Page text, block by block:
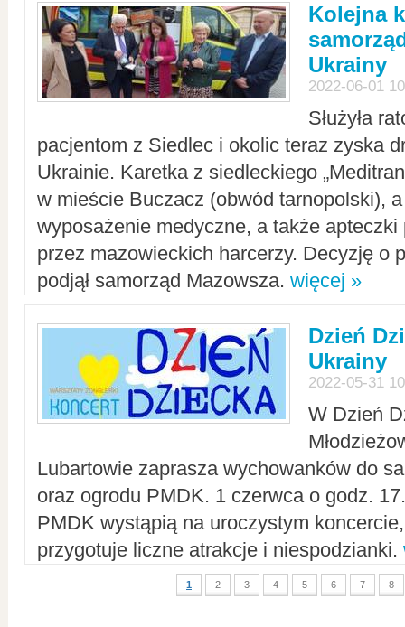
Kolejna
Ukrainy
2022-06-01
Służyła
pacjentom z Siedlec i okolic teraz zyska
Ukrainie. Karetka z siedleckiego
w mieście Buczacz (obwód tarnopolski),
wyposażenie medyczne, a także apteczki
przez mazowieckich harcerzy. Decyzję o
podjął samorząd Mazowsza. więcej »
Dzień
Ukrainy
2022-05-31
W Dzień
Lubartowie zaprasza wychowanków do
oraz ogrodu PMDK. 1 czerwca o godz.
PMDK wystąpią na uroczystym
przygotuje liczne atrakcje i niespodzianki.
1 2 3 4 5 6 7 8